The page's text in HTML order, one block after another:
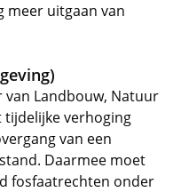
meer uitgaan van
van Landbouw, Natuur
tijdelijke verhoging
van een
Daarmee moet
fosfaatrechten onder